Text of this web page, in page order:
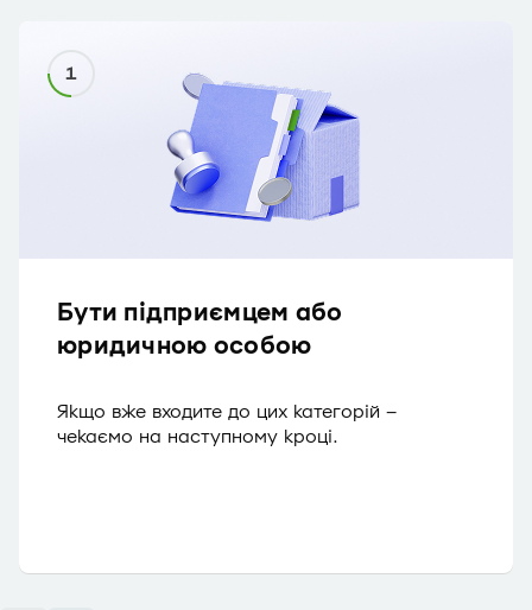
Бути підприємцем або
юридичною особою
Якщо вже входите до цих категорій –
чекаємо на наступному кроці.